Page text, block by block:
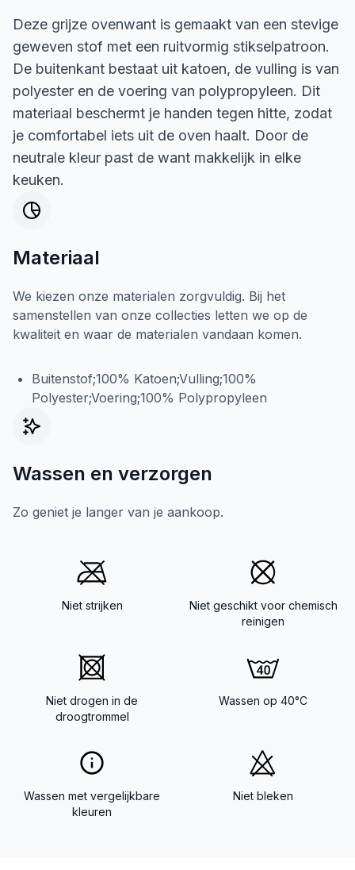
Deze grijze ovenwant is gemaakt van een stevige
geweven stof met een ruitvormig stikselpatroon.
De buitenkant bestaat uit katoen, de vulling is van
polyester en de voering van polypropyleen. Dit
materiaal beschermt je handen tegen hitte, zodat
je comfortabel iets uit de oven haalt. Door de
neutrale kleur past de want makkelijk in elke
keuken.
Materiaal
We kiezen onze materialen zorgvuldig. Bij het
samenstellen van onze collecties letten we op de
kwaliteit en waar de materialen vandaan komen.
Buitenstof;100% Katoen;Vulling;100%
Polyester;Voering;100% Polypropyleen
Wassen en verzorgen
Zo geniet je langer van je aankoop.
Niet strijken
Niet geschikt voor chemisch
reinigen
Niet drogen in de
droogtrommel
Wassen op 40°C
Wassen met vergelijkbare
kleuren
Niet bleken